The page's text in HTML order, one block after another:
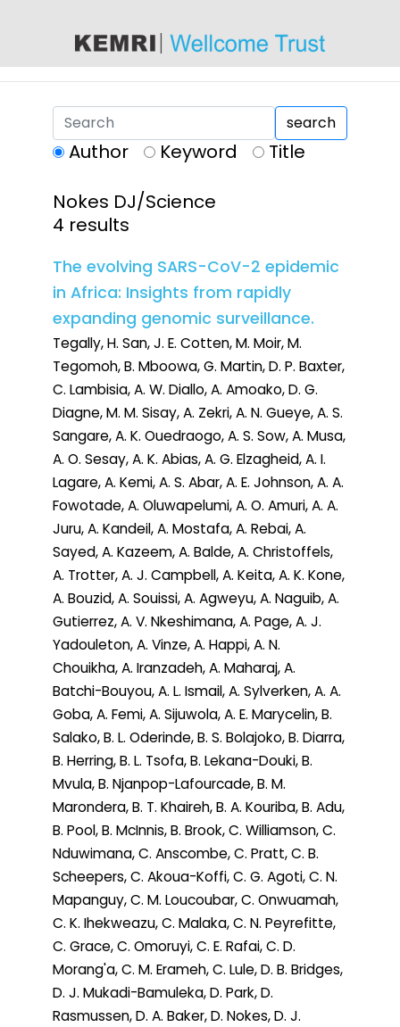
search
Author Keyword
Title
Nokes DJ/Science
4 results
The evolving SARS-CoV-2 epidemic
in Africa: Insights from rapidly
expanding genomic surveillance.
Tegally, H. San, J. E. Cotten, M. Moir, M.
Tegomoh, B. Mboowa, G. Martin, D. P. Baxter,
C. Lambisia, A. W. Diallo, A. Amoako, D. G.
Diagne, M. M. Sisay, A. Zekri, A. N. Gueye, A. S.
Sangare, A. K. Ouedraogo, A. S. Sow, A. Musa,
A. O. Sesay, A. K. Abias, A. G. Elzagheid, A. I.
Lagare, A. Kemi, A. S. Abar, A. E. Johnson, A. A.
Fowotade, A. Oluwapelumi, A. O. Amuri, A. A.
Juru, A. Kandeil, A. Mostafa, A. Rebai, A.
Sayed, A. Kazeem, A. Balde, A. Christoffels,
A. Trotter, A. J. Campbell, A. Keita, A. K. Kone,
A. Bouzid, A. Souissi, A. Agweyu, A. Naguib, A.
Gutierrez, A. V. Nkeshimana, A. Page, A. J.
Yadouleton, A. Vinze, A. Happi, A. N.
Chouikha, A. Iranzadeh, A. Maharaj, A.
Batchi-Bouyou, A. L. Ismail, A. Sylverken, A. A.
Goba, A. Femi, A. Sijuwola, A. E. Marycelin, B.
Salako, B. L. Oderinde, B. S. Bolajoko, B. Diarra,
B. Herring, B. L. Tsofa, B. Lekana-Douki, B.
Mvula, B. Njanpop-Lafourcade, B. M.
Marondera, B. T. Khaireh, B. A. Kouriba, B. Adu,
B. Pool, B. McInnis, B. Brook, C. Williamson, C.
Nduwimana, C. Anscombe, C. Pratt, C. B.
Scheepers, C. Akoua-Koffi, C. G. Agoti, C. N.
Mapanguy, C. M. Loucoubar, C. Onwuamah,
C. K. Ihekweazu, C. Malaka, C. N. Peyrefitte,
C. Grace, C. Omoruyi, C. E. Rafai, C. D.
Morang'a, C. M. Erameh, C. Lule, D. B. Bridges,
D. J. Mukadi-Bamuleka, D. Park, D.
Rasmussen, D. A. Baker, D. Nokes, D. J.